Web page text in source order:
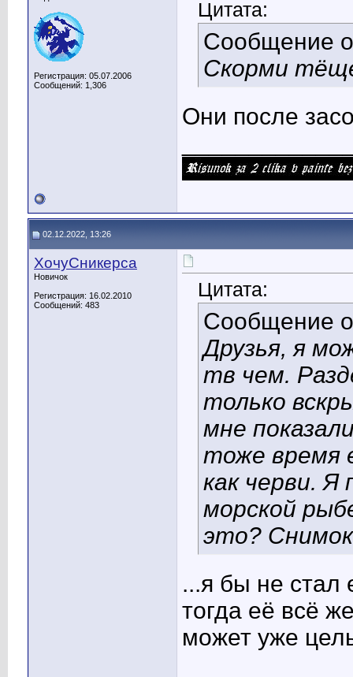
Регистрация: 05.07.2006
Сообщений: 1,306
Цитата:
Сообщение
Скорми
Они после
02.12.2022, 13:26
ХочуСникерса
Новичок
Регистрация: 16.02.2010
Сообщений: 483
Цитата:
Сообщение
Друзья, я
тв чем.
только
мне
тоже время
как черви.
морской
это?
...я бы не стал
тогда её всё
может уже